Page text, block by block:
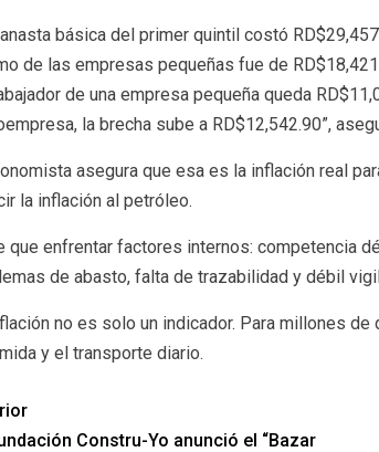
básica del primer quintil costó
de las empresas pequeñas fue de
de una empresa pequeña queda
la brecha sube a RD$12,542.90”,
asegura que esa es la inflación real
la inflación al petróleo.
que enfrentar factores internos: competencia
de abasto, falta de trazabilidad y débil
no es solo un indicador. Para millones
y el transporte diario.
Constru-Yo anunció el “Bazar